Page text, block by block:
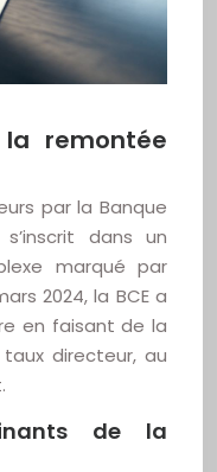
remontée
par la Banque
dans un
marqué par
2024, la BCE a
en faisant de la
directeur, au
de la